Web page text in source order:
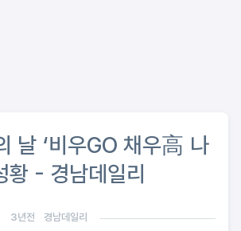
날 ‘비우GO 채우高 나
황 - 경남데일리
3년전 경남데일리